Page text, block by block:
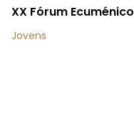
XX Fórum
Jovens